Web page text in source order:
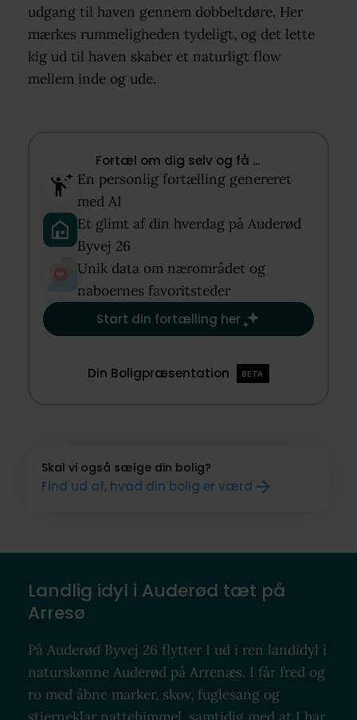
udgang til haven gennem dobbeltdøre. Her
mærkes rummeligheden tydeligt, og det lette
kig ud til haven skaber et naturligt flow
mellem inde og ude.
Fortæl om dig selv og få …​
En personlig fortælling genereret
med AI​
Et glimt af din hverdag på Auderød
Byvej 26​
Unik data om nærområdet og
naboernes favoritsteder​
Start din fortælling her
Din Boligpræsentation BETA
Skal vi også sælge din bolig?
Find ud af, hvad din bolig er værd
Landlig idyl i Auderød tæt på
Arresø
På Auderød Byvej 26 flytter I ud i ren landidyl i
naturskønne Auderød på Arrenæs. I får fred og
ro med åbne marker, skov, fuglesang og